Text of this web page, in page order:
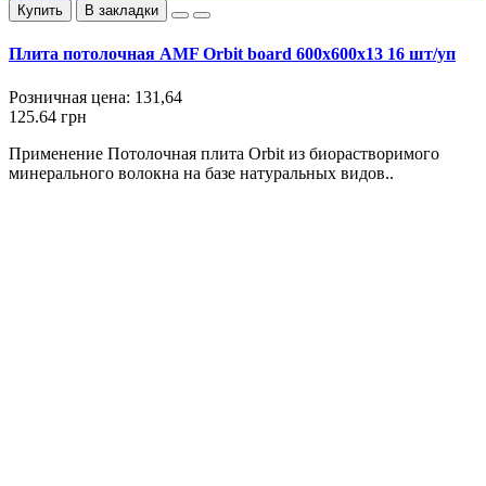
Купить В закладки
Плита потолочная AMF Orbit board 600x600x13 16 шт/уп
Розничная цена: 131,64
125.64 грн
Применение Потолочная плита Orbit из биорастворимого
минерального волокна на базе натуральных видов..